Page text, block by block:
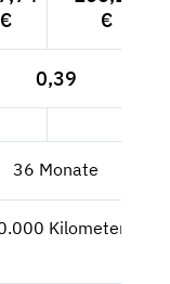
€
€
0,39
36 Monate
Kilometer